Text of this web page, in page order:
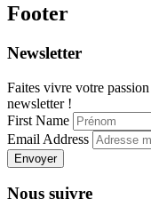
Footer
Newsletter
Faites vivre votre
newsletter !
First Name
Email Address
Envoyer
Nous suivre